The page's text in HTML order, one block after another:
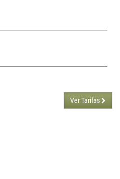
Ver Tarifas